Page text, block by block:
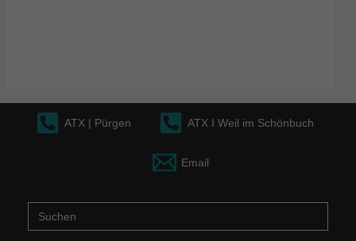
ATX | Pürgen ATX I Weil im Schönbuch
Email
Suche
nach: